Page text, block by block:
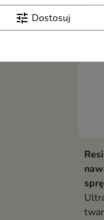
tune Dostosuj